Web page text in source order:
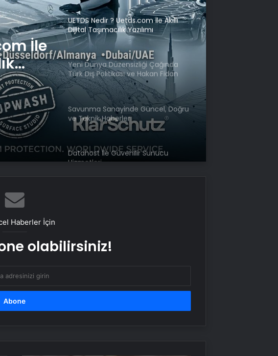
İle
Yeni Dünya Düzensizliği Çağında
Türk Dış Politikası ve Hakan Fidan
Faktörü
Savunma Sanayinde Güncel, Doğru
ve Teknik Haberler
Datahost İle Güvenilir Sunucu
Hizmetleri
Google Maps Yorum Satın Al
yağları parçalıyor…
kapakla hayata tutundu
Haberler İçin
olabilirsiniz!